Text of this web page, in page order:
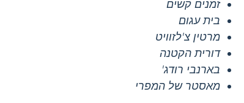
זמנים קשים
בית עגום
מרטין צ'לזוויט
דורית הקטנה
בארנבי רודג'
מאסטר של המפרי